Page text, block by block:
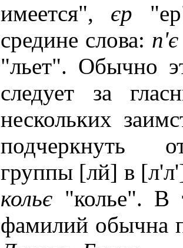
имеется", єр
средине слова:
"льет". Обычно
следует за
нескольких
подчеркнуть
группы [лй] в
кольє "колье". В
фамилий обычна